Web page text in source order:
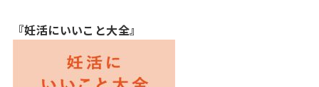
『妊活にいいこと大全』